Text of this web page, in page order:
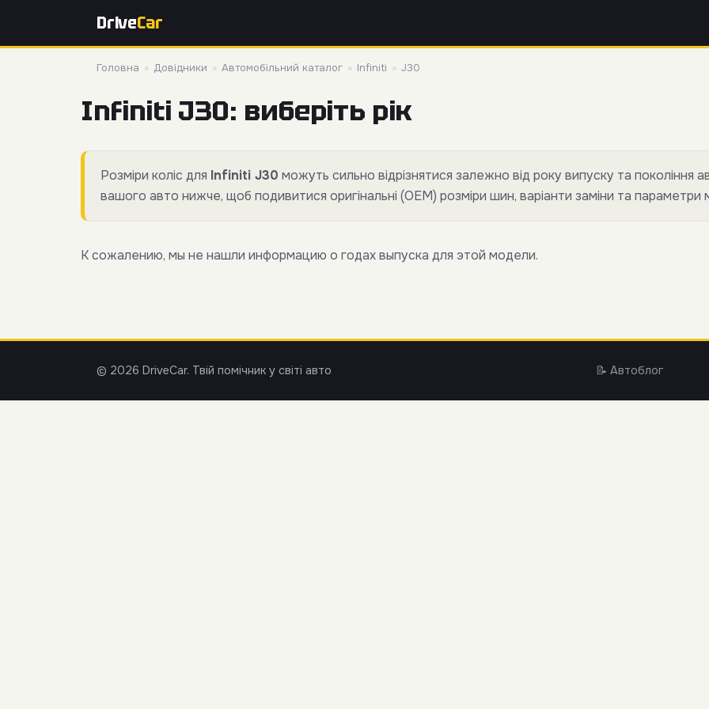
DriveCar
Головна » Довідники » Автомобільний каталог » Infiniti » J30
Infiniti J30: виберіть рік
Розміри коліс для Infiniti J30 можуть сильно відрізнятися залежно від року випуску та покоління
вашого авто нижче, щоб подивитися оригінальні (OEM) розміри шин, варіанти заміни та параметри
К сожалению, мы не нашли информацию о годах выпуска для этой модели.
© 2026 DriveCar. Твій помічник у світі авто 📝 Автоблог